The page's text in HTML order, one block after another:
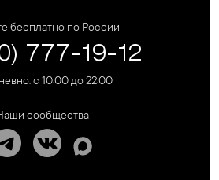
бесплатно по России
777-19-12
с 10:00 до 22:00
сообщества